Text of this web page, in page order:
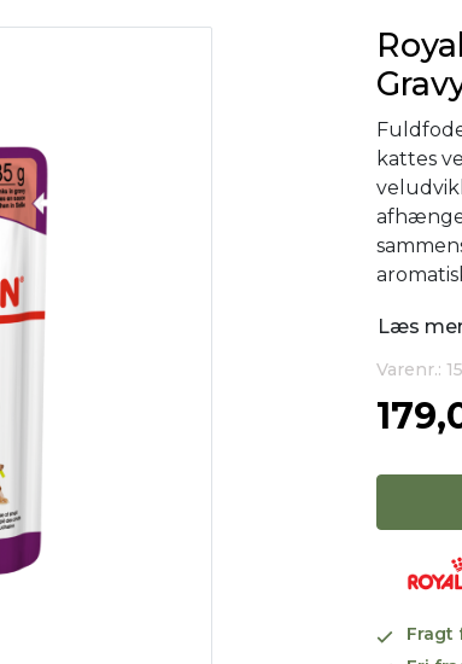
kattes
Læs
Varenr.:
Fragt